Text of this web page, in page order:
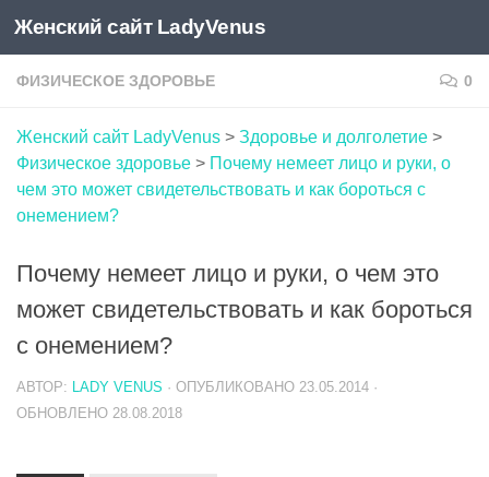
Skip to content
Женский сайт LadyVenus
ФИЗИЧЕСКОЕ ЗДОРОВЬЕ 0
Женский сайт LadyVenus > Здоровье и долголетие >
Физическое здоровье > Почему немеет лицо и руки, о
чем это может свидетельствовать и как бороться с
онемением?
Почему немеет лицо и руки, о чем это
может свидетельствовать и как бороться
с онемением?
АВТОР: LADY VENUS · ОПУБЛИКОВАНО 23.05.2014 ·
ОБНОВЛЕНО 28.08.2018